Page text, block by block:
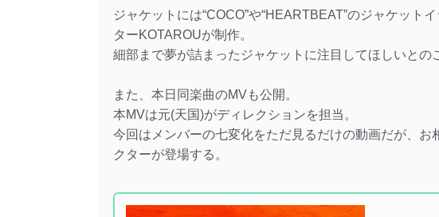
ジャケットには“COCO”や“HEARTBEAT”のジャケット
ターKOTAROUが制作。
細部まで夢が詰まったジャケットに注目してほしいとの
また、本日同楽曲のMVも公開。
本MVは元(天国)がディレクションを担当。
今回はメンバーの七変化をただ見るだけの動画だが、
クターが登場する。